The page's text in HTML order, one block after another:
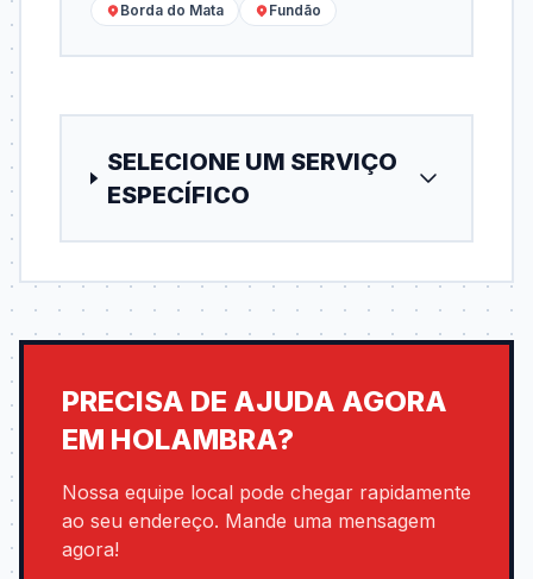
Borda do Mata
Fundão
SELECIONE UM SERVIÇO
ESPECÍFICO
PRECISA DE AJUDA AGORA
EM HOLAMBRA?
Nossa equipe local pode chegar rapidamente
ao seu endereço. Mande uma mensagem
agora!